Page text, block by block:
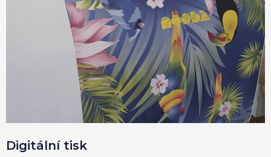
Digitální tisk